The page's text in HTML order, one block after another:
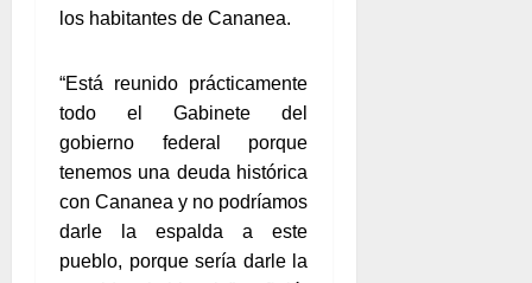
los habitantes de Cananea.
“Está reunido prácticamente
todo el Gabinete del
gobierno federal porque
tenemos una deuda histórica
con Cananea y no podríamos
darle la espalda a este
pueblo, porque sería darle la